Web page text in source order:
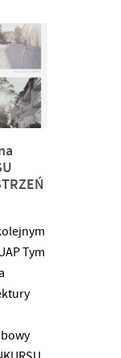
edycja
na
UX
Tym